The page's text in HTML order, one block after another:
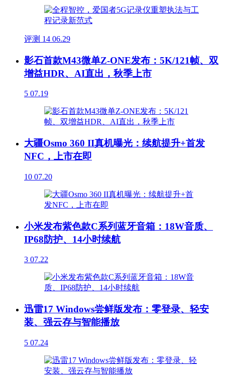
评测 14 06.29
影石首款M43微单Z-ONE发布：5K/121帧、双
增益HDR、AI直出，秋季上市
5 07.19
大疆Osmo 360 II真机曝光：续航提升+首发
NFC，上市在即
10 07.20
小米发布紫色款C系列蓝牙音箱：18W音质、
IP68防护、14小时续航
3 07.22
迅雷17 Windows尝鲜版发布：零登录、轻安
装、强云存与智能播放
5 07.24